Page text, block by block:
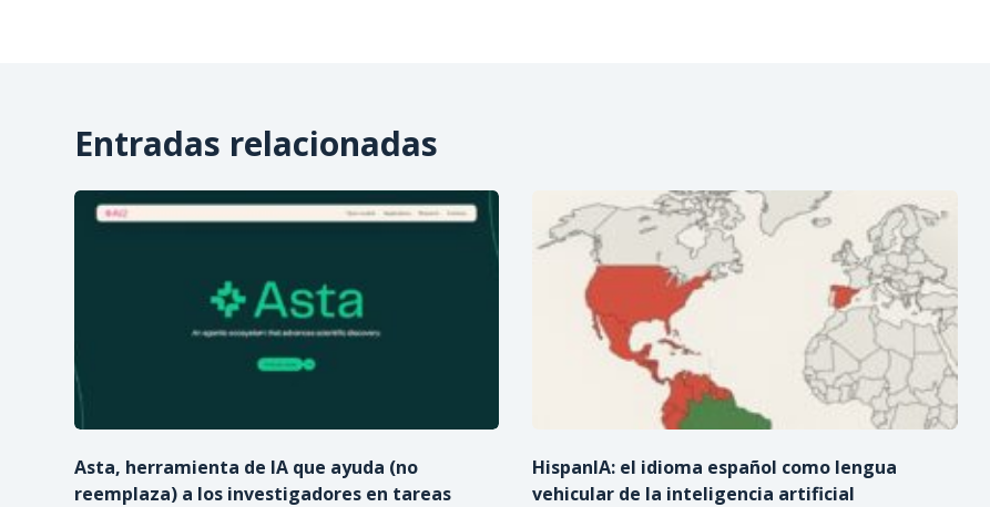
Entradas relacionadas
Asta, herramienta de IA que ayuda (no
reemplaza) a los investigadores en tareas
HispanIA: el idioma español como lengua
vehicular de la inteligencia artificial